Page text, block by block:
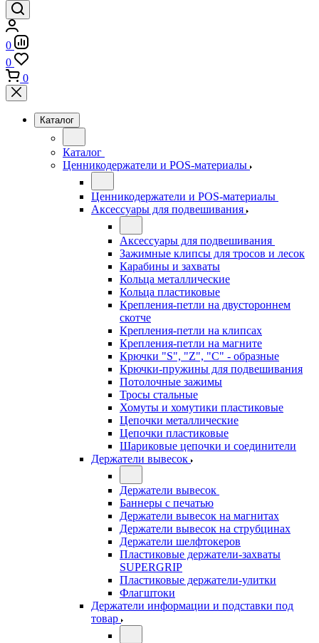
0
0
0
Каталог
Каталог
Ценникодержатели и POS-материалы
Ценникодержатели и POS-материалы
Аксессуары для подвешивания
Аксессуары для подвешивания
Зажимные клипсы для тросов и лесок
Карабины и захваты
Кольца металлические
Кольца пластиковые
Крепления-петли на двустороннем
скотче
Крепления-петли на клипсах
Крепления-петли на магните
Крючки "S", "Z", "C" - образные
Крючки-пружины для подвешивания
Потолочные зажимы
Тросы стальные
Хомуты и хомутики пластиковые
Цепочки металлические
Цепочки пластиковые
Шариковые цепочки и соединители
Держатели вывесок
Держатели вывесок
Баннеры с печатью
Держатели вывесок на магнитах
Держатели вывесок на струбцинах
Держатели шелфтокеров
Пластиковые держатели-захваты
SUPERGRIP
Пластиковые держатели-улитки
Флагштоки
Держатели информации и подставки под
товар